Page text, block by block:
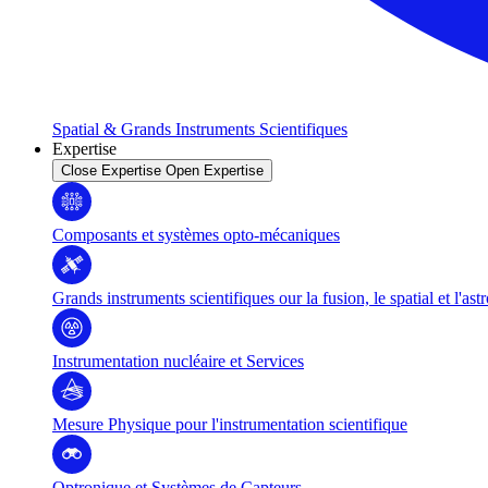
Spatial & Grands Instruments Scientifiques
Expertise
Close Expertise Open Expertise
Composants et systèmes opto-mécaniques
Grands instruments scientifiques our la fusion, le spatial et
Instrumentation nucléaire et Services
Mesure Physique pour l'instrumentation scientifique